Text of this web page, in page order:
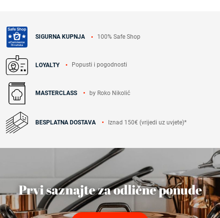
SIGURNA KUPNJA 100% Safe Shop
LOYALTY Popusti i pogodnosti
MASTERCLASS by Roko Nikolić
BESPLATNA DOSTAVA Iznad 150€ (vrijedi uz uvjete)*
Prvi saznajte za odlične ponude